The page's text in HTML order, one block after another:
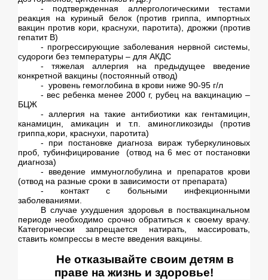
- подтвержденная аллергологическими тестами
реакция на куриный белок (против гриппа, импортных
вакцин против кори, краснухи, паротита), дрожжи (против
гепатит В)
- прогрессирующие заболевания нервной системы,
судороги без температуры – для АКДС
- тяжелая аллергия на предыдущее введение
конкретной вакцины (постоянный отвод)
- уровень гемоглобина в крови ниже 90-95 г/л
- вес ребенка менее 2000 г, рубец на вакцинацию –
БЦЖ
- аллергия на такие антибиотики как гентамицин,
канамицин, амикацин и т.п. аминогликозиды (против
гриппа,кори, краснухи, паротита)
- при постановке диагноза вираж туберкулиновых
проб, тубинфицирование
(отвод на 6 мес от постановки
диагноза)
- введение иммуноглобулина и препаратов крови
(отвод на разные сроки в зависимости от препарата)
- контакт с больными инфекционными
заболеваниями.
В случае ухудшения здоровья в поствакцинальном
периоде необходимо срочно обратиться к своему врачу.
Категорически запрещается натирать, массировать,
ставить компрессы в месте введения вакцины.
Не отказывайте своим детям в
праве на жизнь и здоровье!